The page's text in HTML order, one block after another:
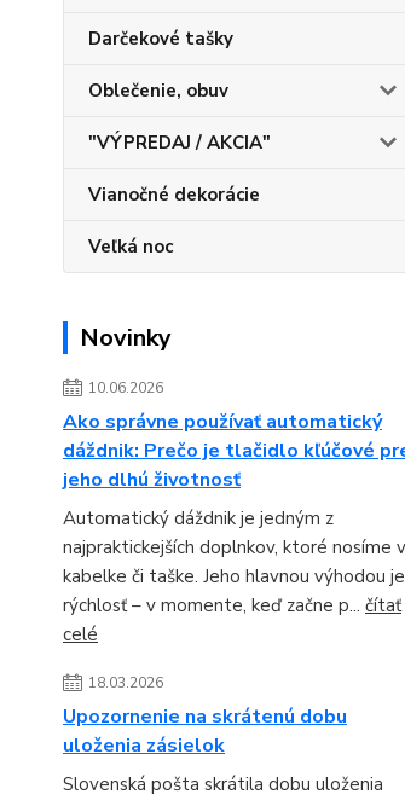
Darčekové tašky
Oblečenie, obuv
"VÝPREDAJ / AKCIA"
Vianočné dekorácie
Veľká noc
Novinky
10.06.2026
Ako správne používať automatický
dáždnik: Prečo je tlačidlo kľúčové
jeho dlhú životnosť
Automatický dáždnik je jedným z
najpraktickejších doplnkov, ktoré nosíme v
kabelke či taške. Jeho hlavnou výhodou je
rýchlosť – v momente, keď začne p... čítať
celé
18.03.2026
Upozornenie na skrátenú dobu
uloženia zásielok
Slovenská pošta skrátila dobu uloženia